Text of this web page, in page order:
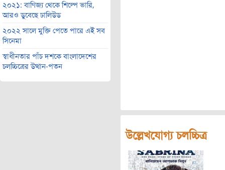
২০২১: বাণিজ্য থেকে শিল্পে ভারি,
আরও ডুবেছে ঢালিউড
২০২২ সালে মুক্তি পেতে পারে এই সব
সিনেমা
স্বাধীনতার পাঁচ দশকে বাংলাদেশের
চলচ্চিত্রের উত্থান-পতন
উল্লেখযোগ্য চলচ্চিত্র